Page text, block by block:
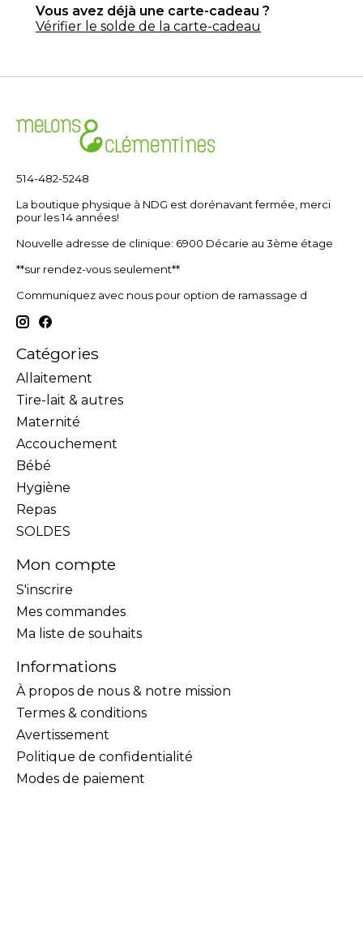
Vous avez déjà une carte-cadeau ?
Vérifier le solde de la carte-cadeau
514-482-5248
La boutique physique à NDG est dorénavant fermée, merci
pour les 14 années!
Nouvelle adresse de clinique: 6900 Décarie au 3ème étage
**sur rendez-vous seulement**
Communiquez avec nous pour option de ramassage d
Catégories
Allaitement
Tire-lait & autres
Maternité
Accouchement
Bébé
Hygiène
Repas
SOLDES
Mon compte
S'inscrire
Mes commandes
Ma liste de souhaits
Informations
À propos de nous & notre mission
Termes & conditions
Avertissement
Politique de confidentialité
Modes de paiement